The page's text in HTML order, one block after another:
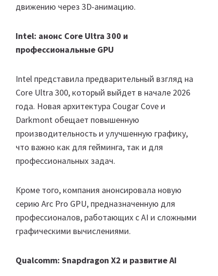
движению через 3D-анимацию.
Intel: анонс Core Ultra 300 и
профессиональные GPU
Intel представила предварительный взгляд на
Core Ultra 300, который выйдет в начале 2026
года. Новая архитектура Cougar Cove и
Darkmont обещает повышенную
производительность и улучшенную графику,
что важно как для гейминга, так и для
профессиональных задач.
Кроме того, компания анонсировала новую
серию Arc Pro GPU, предназначенную для
профессионалов, работающих с AI и сложными
графическими вычислениями.
Qualcomm: Snapdragon X2 и развитие AI